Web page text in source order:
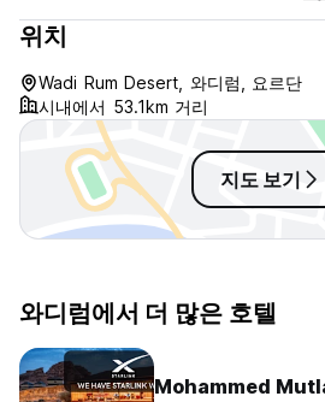
위치
Wadi Rum Desert, 와디럼, 요르단
시내에서 53.1km 거리
지도 보기
와디럼에서 더 많은 호텔
Mohammed